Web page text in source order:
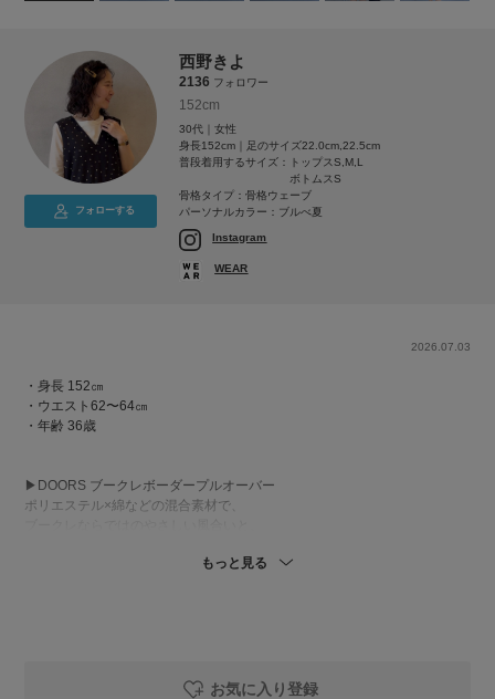
フォローする
西野きよ
2136 フォロワー
152cm
30代｜女性
身長152cm｜足のサイズ22.0cm,22.5cm
普段着用するサイズ：
トップスS,M,L
ボトムスS
骨格タイプ：骨格ウェーブ
パーソナルカラー：ブルべ夏
Instagram
WEAR
2026.07.03
・身長 152㎝
・ウエスト62〜64㎝
・年齢 36歳
▶︎DOORS ブークレボーダープルオーバー
ポリエステル×綿などの混合素材で、
肌離れが良く、真夏でも快適に着用いただけます◎
気になる腰まわりをさりげなくカバーしてくれます✨
もっと見る
お気に入り登録